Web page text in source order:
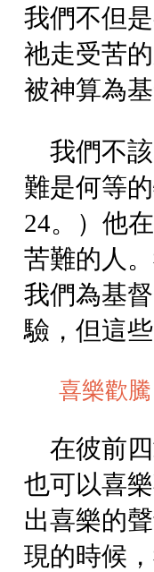
我們不但
祂走受苦
被神算為基
我們不
難是何等
24。）他
苦難的人
我們為基
驗，但這
喜樂歡騰
在彼前
也可以喜
出喜樂的
現的時候